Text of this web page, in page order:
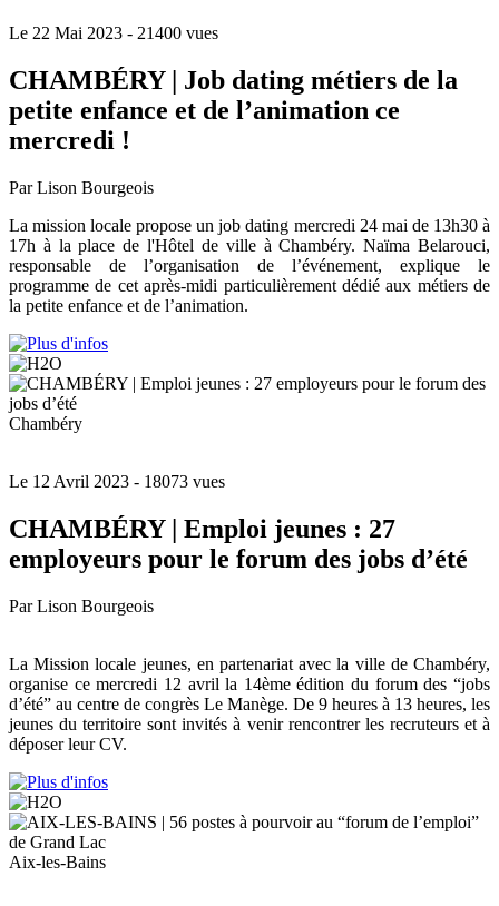
Le 22 Mai 2023 - 21400 vues
CHAMBÉRY | Job dating métiers de la
petite enfance et de l’animation ce
mercredi !
Par Lison Bourgeois
La mission locale propose un job dating mercredi 24 mai de 13h30 à
17h à la place de l'Hôtel de ville à Chambéry. Naïma Belarouci,
responsable de l’organisation de l’événement, explique le
programme de cet après-midi particulièrement dédié aux métiers de
la petite enfance et de l’animation.
Chambéry
Le 12 Avril 2023 - 18073 vues
CHAMBÉRY | Emploi jeunes : 27
employeurs pour le forum des jobs d’été
Par Lison Bourgeois
La Mission locale jeunes, en partenariat avec la ville de Chambéry,
organise ce mercredi 12 avril la 14ème édition du forum des “jobs
d’été” au centre de congrès Le Manège. De 9 heures à 13 heures, les
jeunes du territoire sont invités à venir rencontrer les recruteurs et à
déposer leur CV.
Aix-les-Bains